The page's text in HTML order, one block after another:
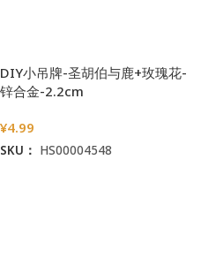
DIY小吊牌-圣胡伯与鹿+玫瑰花-
锌合金-2.2cm
¥4.99
SKU： HS00004548